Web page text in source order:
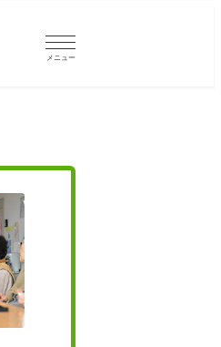
メニュー